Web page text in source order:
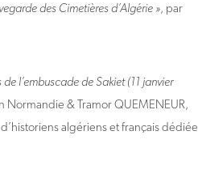
des Cimetières d’Algérie », par
l’embuscade de Sakiet (11 janvier
Normandie & Tramor QUEMENEUR,
algériens et français dédiée